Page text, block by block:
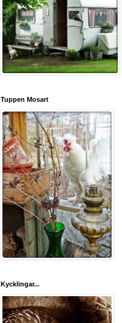
Tuppen Mosart
Kycklingar...